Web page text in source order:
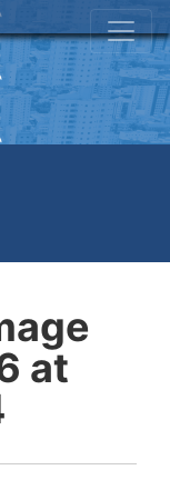
at